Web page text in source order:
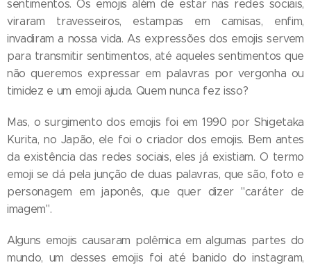
sentimentos. Os emojis além de estar nas redes sociais,
viraram travesseiros, estampas em camisas, enfim,
invadiram a nossa vida. As expressões dos emojis servem
para transmitir sentimentos, até aqueles sentimentos que
não queremos expressar em palavras por vergonha ou
timidez e um emoji ajuda. Quem nunca fez isso?
Mas, o surgimento dos emojis foi em 1990 por Shigetaka
Kurita, no Japão, ele foi o criador dos emojis. Bem antes
da existência das redes sociais, eles já existiam. O termo
emoji se dá pela junção de duas palavras, que são, foto e
personagem em japonês, que quer dizer "caráter de
imagem".
Alguns emojis causaram polêmica em algumas partes do
mundo, um desses emojis foi até banido do instagram,